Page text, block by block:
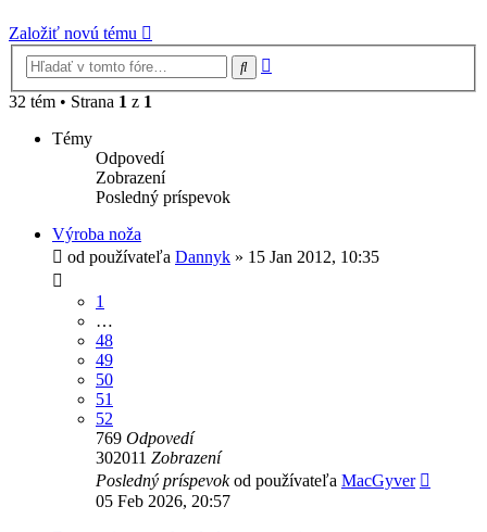
Založiť novú tému
Hľadať
32 tém • Strana 1 z 1
Témy
Odpovedí
Zobrazení
Posledný príspevok
Výroba noža
od používateľa Dannyk » 15 Jan 2012, 10:35
1
…
48
49
50
51
52
769 Odpovedí
302011 Zobrazení
Posledný príspevokod používateľa MacGyver
05 Feb 2026, 20:57